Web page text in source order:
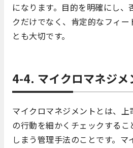
になります。目的を明確にし、
クだけでなく、肯定的なフィ
とも大切です。
4-4. マイクロマネジメ
マイクロマネジメントとは、
の行動を細かくチェックするこ
しまう管理手法のことです。マ